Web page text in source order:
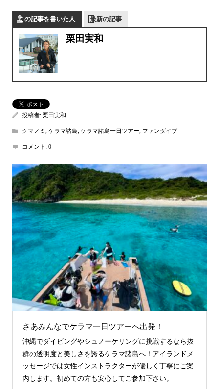
この記事を書いた人 最新の記事
栗田実和
投稿者: 栗田実和
クマノミ , ケラマ諸島, ケラマ諸島一日ツアー, ファンダイブ
コメント: 0
さあみんなでケラマ一日ツアーへ出発！
沖縄でダイビングやシュノーケリングに挑戦するなら抜
群の透明度と美しさを誇るケラマ諸島へ！アイランドメ
ッセージでは女性インストラクターが優しく丁寧にご案
内します。初めての方も安心してご参加下さい。